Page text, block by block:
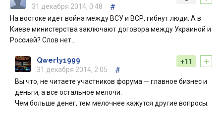
31 декабря 2014, 0:48
#
На востоке идет война между ВСУ и ВСР, гибнут люди. А в
Киеве министерства заключают договора между Украиной и
Россией? Слов нет…
+
+11
Qwerty1999
31 декабря 2014, 2:05
#
Вы что, не читаете участников форума — главное бизнес и
деньги, а все остальное мелочи.
Чем больше денег, тем мелочнее кажутся другие вопросы.